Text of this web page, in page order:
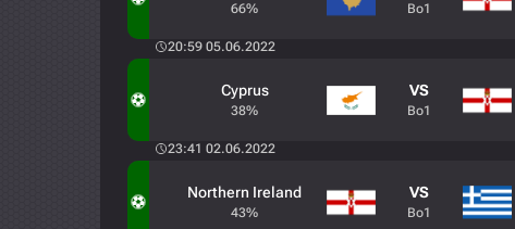
66% Bo1
20:59 05.06.2022
Cyprus
38%
VS
Bo1
23:41 02.06.2022
Northern Ireland
43%
VS
Bo1